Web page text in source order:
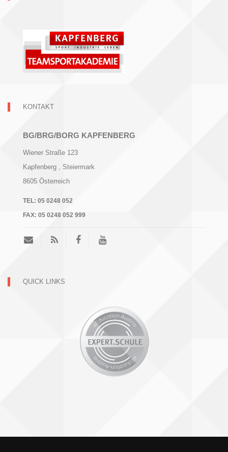
KONTAKT
BG/BRG/BORG KAPFENBERG
Wiener Straße 123
Kapfenberg , Steiermark
8605 Österreich
TEL: 05 0248 052
FAX: 05 0248 052 999
QUICK LINKS